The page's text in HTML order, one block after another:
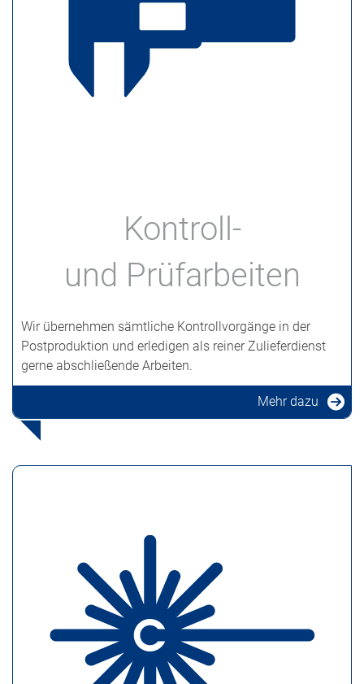
Kontroll-
und Prüfarbeiten
Wir übernehmen sämtliche Kontrollvorgänge in der
Postproduktion und erledigen als reiner Zulieferdienst
gerne abschließende Arbeiten.
Mehr dazu